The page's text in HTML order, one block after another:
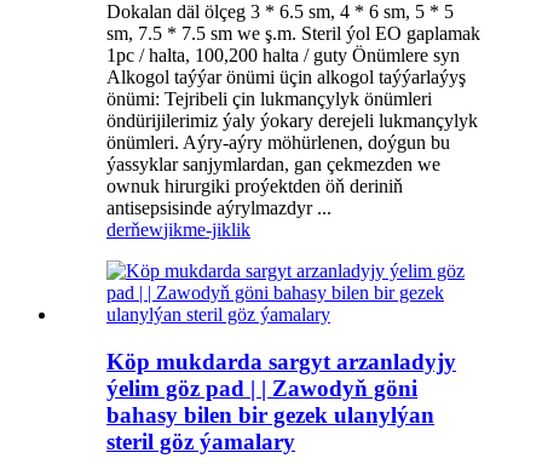
Dokalan däl ölçeg 3 * 6.5 sm, 4 * 6 sm, 5 * 5
sm, 7.5 * 7.5 sm we ş.m. Steril ýol EO gaplamak
1pc / halta, 100,200 halta / guty Önümlere syn
Alkogol taýýar önümi üçin alkogol taýýarlaýyş
önümi: Tejribeli çin lukmançylyk önümleri
öndürijilerimiz ýaly ýokary derejeli lukmançylyk
önümleri. Aýry-aýry möhürlenen, doýgun bu
ýassyklar sanjymlardan, gan çekmezden we
ownuk hirurgiki proýektden öň deriniň
antisepsisinde aýrylmazdyr ...
derňewjikme-jiklik
Köp mukdarda sargyt arzanladyjy
ýelim göz pad | | Zawodyň göni
bahasy bilen bir gezek ulanylýan
steril göz ýamalary